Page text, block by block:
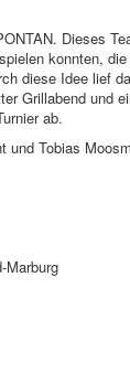
Dieses
konnten,
diese Idee lief
Grillabend und
ab.
und Tobias
Marburg